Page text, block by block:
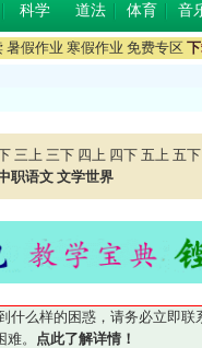
科学 道法 体育 音
暑假作业 寒假作业 免费专区 下
三上 三下 四上 四下 五上 五下
职语文 文学世界
么样的困惑，请务必立即联
。 点此了解详情！